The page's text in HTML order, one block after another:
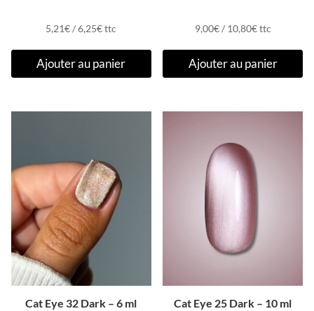
5,21€/6,25€ttc
Ajouter au panier
9,00€/ 10,80€ttc
Ajouter au panier
Cat Eye 32 Dark – 6 ml Cat Eye 25 Dark – 10 ml